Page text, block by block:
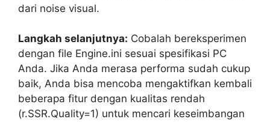
dari noise visual.
Langkah selanjutnya: Cobalah bereksperimen
dengan file Engine.ini sesuai spesifikasi PC
Anda. Jika Anda merasa performa sudah cukup
baik, Anda bisa mencoba mengaktifkan kembali
beberapa fitur dengan kualitas rendah
(r.SSR.Quality=1) untuk mencari keseimbangan